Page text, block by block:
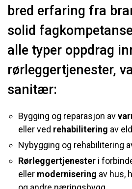
bred erfaring fra
solid
alle typer oppdrag
rørleggertjenester,
sanitær:
Bygging og reparasjon av
eller ved rehabilitering av
Nybygging og rehabilitering
Rørleggertjenester i
eller modernisering av hus,